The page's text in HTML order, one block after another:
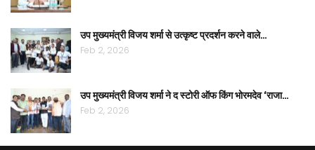
उप मुख्यमंत्री विजय शर्मा से उत्कृष्ट प्रदर्शन करने वाले…
Feb 2, 2026
उप मुख्यमंत्री विजय शर्मा ने द स्टोरी ऑफ किंग भोरमदेव ‘राजा…
Feb 2, 2026